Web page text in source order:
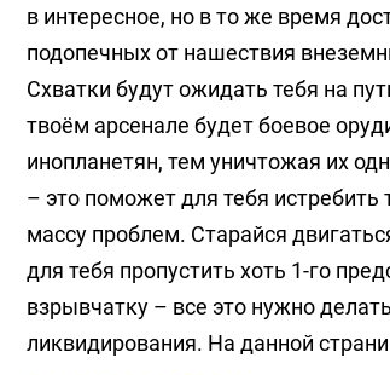
в интересное, но в то же время
подопечных от нашествия
Схватки будут ожидать тебя на
твоём арсенале будет боевое
инопланетян, тем уничтожая их
– это поможет для тебя
массу проблем. Старайся
для тебя пропустить хоть 1-го
взрывчатку – все это нужно
ликвидирования. На данной